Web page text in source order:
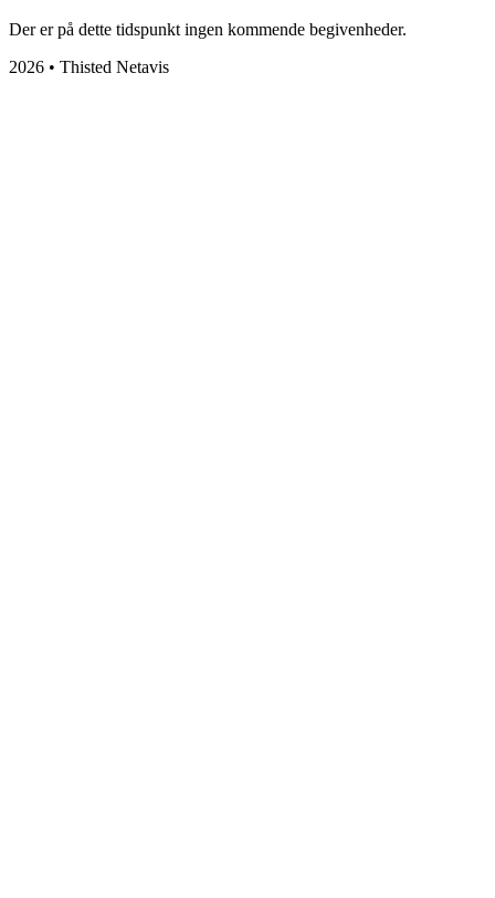
Der er på dette tidspunkt ingen kommende begivenheder.
2026 • Thisted Netavis